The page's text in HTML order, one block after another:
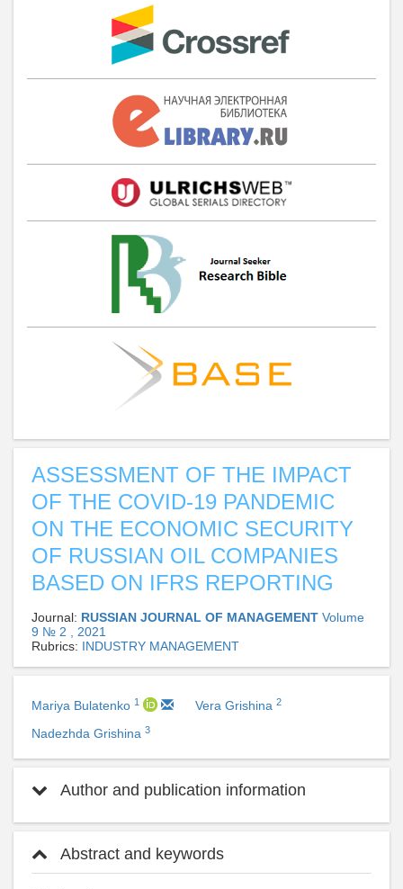
ASSESSMENT OF THE IMPACT
OF THE COVID-19 PANDEMIC
ON THE ECONOMIC SECURITY
OF RUSSIAN OIL COMPANIES
BASED ON IFRS REPORTING
Journal: RUSSIAN JOURNAL OF MANAGEMENT Volume
9 № 2 , 2021
Rubrics: INDUSTRY MANAGEMENT
Mariya Bulatenko 1 Vera Grishina 2
Nadezhda Grishina 3
Author and publication information
Abstract and keywords